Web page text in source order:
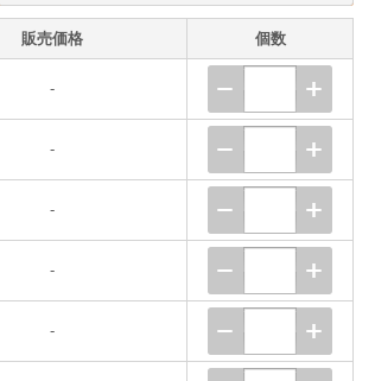
販売価格 個数
-
-
-
-
-